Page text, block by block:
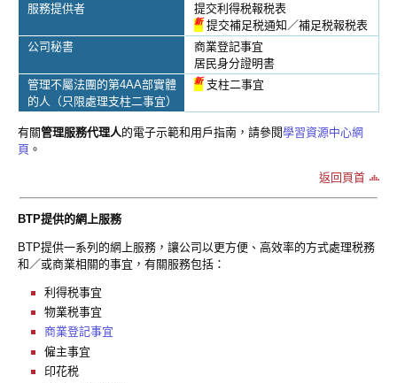
服務提供者
提交利得税報税表
新提交補足税通知／補足税報税表
公司秘書
商業登記事宜
居民身分證明書
管理不屬法團的第4AA部實體
的人（只限處理支柱二事宜）
新支柱二事宜
有關管理服務代理人的電子示範和用戶指南，請參閱學習資源中心網
頁 。
返回頁首
BTP提供的網上服務
BTP提供一系列的網上服務，讓公司以更方便、高效率的方式處理税務
和／或商業相關的事宜，有關服務包括：
利得税事宜
物業税事宜
商業登記事宜
僱主事宜
印花税